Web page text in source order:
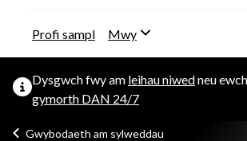
Profi sampl Mwy
Dysgwch fwy am leihau niwedneu
gymorth DAN 24/7
Gwybodaeth am sylweddau